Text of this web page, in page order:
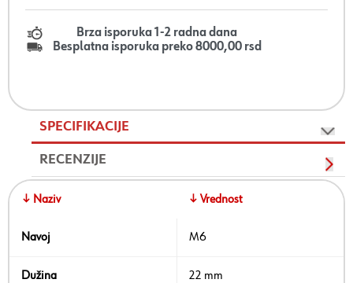
Brza isporuka 1-2 radna dana
Besplatna isporuka preko 8000,00 rsd
SPECIFIKACIJE
RECENZIJE
↓ Naziv ↓ Vrednost
Navoj M6
Dužina 22 mm